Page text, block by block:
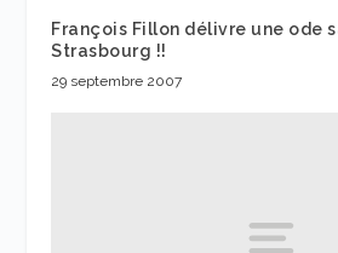
François Fillon délivre une ode
Strasbourg !!
29 septembre 2007